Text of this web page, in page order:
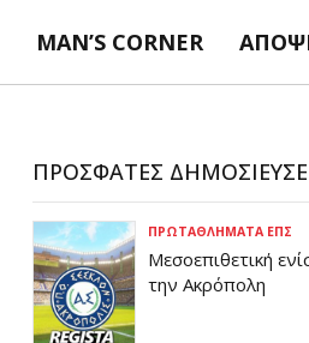
MAN’S CORNER
ΠΡΌΣΦΑΤΕΣ
ΠΡΩΤΑΘΛΉΜΑΤΑ ΕΠΣ
Μεσοεπιθετική
την Ακρόπολη